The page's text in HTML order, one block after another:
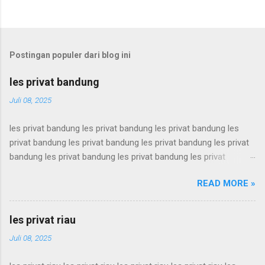
Postingan populer dari blog ini
les privat bandung
Juli 08, 2025
les privat bandung les privat bandung les privat bandung les
privat bandung les privat bandung les privat bandung les privat
bandung les privat bandung les privat bandung les privat
bandung les privat bandung les privat bandung les privat
bandung les privat bandung les privat bandung les privat
bandung les privat bandung les privat bandung les privat
bandung les privat bandung les privat bandung les privat
bandung les privat bandung les privat bandung les privat
READ MORE »
les privat riau
Juli 08, 2025